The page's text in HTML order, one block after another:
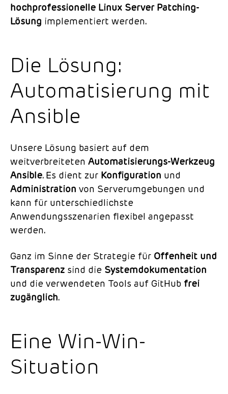
hochprofessionelle Linux Server Patching-
Lösung implementiert werden.
Die Lösung:
Automatisierung mit
Ansible
Unsere Lösung basiert auf dem
weitverbreitetenAutomatisierungs-Werkzeug
Ansible. Es dient zur Konfiguration und
Administration von Serverumgebungen und
kann für unterschiedlichste
Anwendungsszenarien flexibel angepasst
werden.
Ganz im Sinne der Strategie für Offenheit und
Transparenz sind die Systemdokumentation
und die verwendeten Tools auf GitHub frei
zugänglich.
Eine Win-Win-
Situation